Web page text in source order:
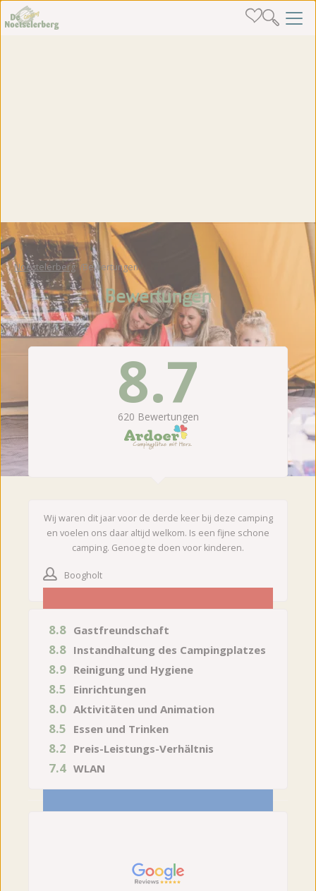
Noestelerberg Bewertungen
Bewertungen
8.7
620 Bewertungen
Wij waren dit jaar voor de derde keer bij deze camping
en voelen ons daar altijd welkom. Is een fijne schone
camping. Genoeg te doen voor kinderen.
Boogholt
Gastfreundschaft
8.8
Instandhaltung des Campingplatzes
8.8
Reinigung und Hygiene
8.9
Einrichtungen
8.5
Aktivitäten und Animation
8.0
Essen und Trinken
8.5
Preis-Leistungs-Verhältnis
8.2
WLAN
7.4